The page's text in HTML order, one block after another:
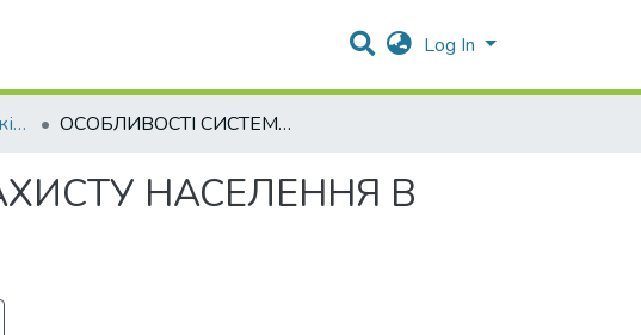
Log In
Кафедра фінансів, банківської справи та страхування ОСОБЛИВОСТІ СИСТЕМИ СОЦІАЛЬНОГО ЗАХИСТУ НАСЕЛЕННЯ В УКРАЇНІ
НАСЕЛЕННЯ В